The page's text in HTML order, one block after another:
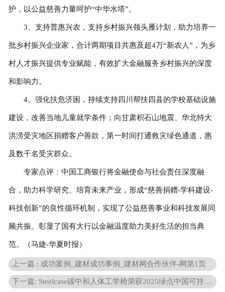
护，以公益慈善力量呵护“中华水塔”。
3、支持普惠兴农，支持乡村振兴领头雁计划，助力培养一
批乡村振兴企业家，合计两期项目共惠及超4万“新农人”，为乡
村人才振兴提供专业赋能，有效扩大金融服务乡村振兴的深度
和影响力。
4、强化扶危济困，持续支持四川帮扶四县的学校基础设施
建设，改善当地儿童就学条件；向甘肃积石山地震、华北特大
洪涝受灾地区捐赠客户善款，第一时间打通救灾绿色通道，惠
及数千名受灾群众。
专家点评：中国工商银行将金融使命与社会责任深度融
合，助力科学研究、培育未来产业，形成“慈善捐赠-学科建设-
科技创新”的良性循环机制，实现了公益慈善事业和科技发展同
频共振。彰显了国有大行以金融温度助力美好生活的担当典
范。（马婕-华夏时报）
上一篇 : 成功案例_建材成功事例_建材网合作伙伴-网第1页
下一篇: Steelcase碳中和人体工学椅荣获2025绿点中国可持续实践年度案例